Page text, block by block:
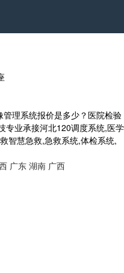
理系统报价是多少？医院检验
专业承接河北120调度系统,医学
智慧急救,急救系统,体检系统,
广东 湖南 广西